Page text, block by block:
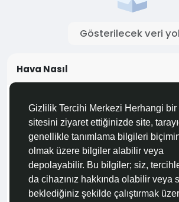
Gizlilik Tercihi Merkezi Herhangi bir
sitesini ziyaret ettiğinizde site,
genellikle tanımlama bilgileri
olmak üzere bilgiler alabilir veya
depolayabilir. Bu bilgiler; siz,
da cihazınız hakkında olabilir veya
beklediğiniz şekilde çalıştırmak
Gösterilecek veri
Hava Nasıl
Istanbul
30°C
6.2 m/s 52%
16:00 17:00 18:00 19:00
‹